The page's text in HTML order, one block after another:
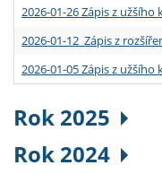
2026-01-26 Zápis z užšího
2026-01-12 Zápis z
2026-01-05 Zápis z užšího
Rok 2025
Rok 2024